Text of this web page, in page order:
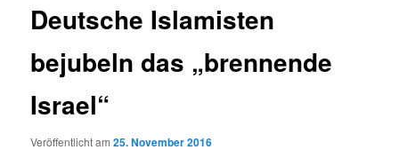
Deutsche Islamisten
bejubeln das „brennende
Israel“
Veröffentlicht am25. November 2016